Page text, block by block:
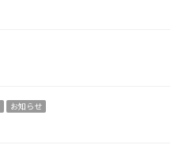
お知らせ